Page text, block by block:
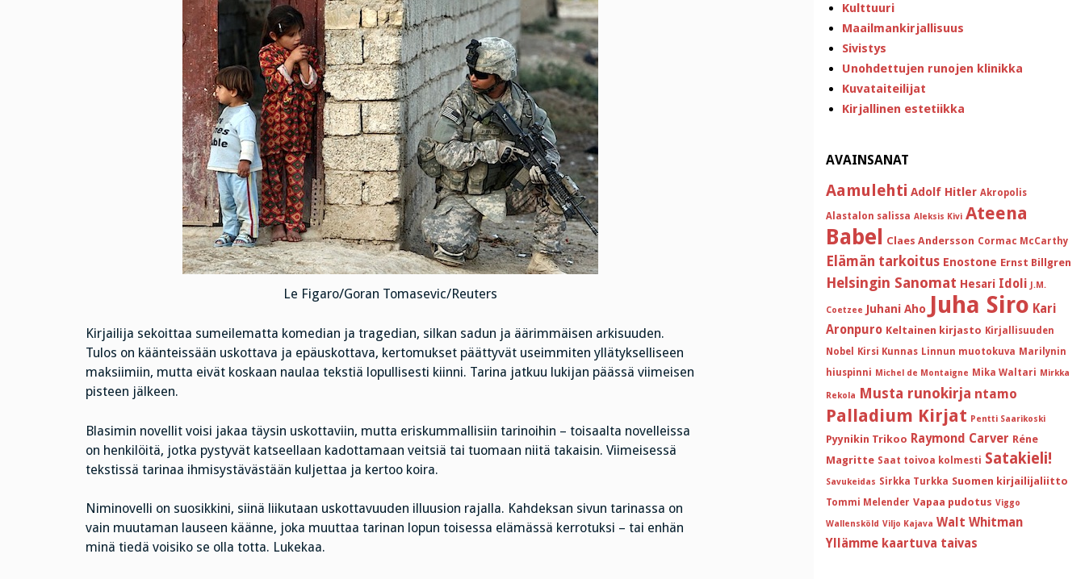
Le Figaro/Goran Tomasevic/Reuters
Kirjailija sekoittaa sumeilematta komedian ja tragedian, silkan sadun ja äärimmäisen arkisuuden.
Tulos on käänteissään uskottava ja epäuskottava, kertomukset päättyvät useimmiten yllätykselliseen
maksiimiin, mutta eivät koskaan naulaa tekstiä lopullisesti kiinni. Tarina jatkuu lukijan päässä viimeisen
pisteen jälkeen.
Blasimin novellit voisi jakaa täysin uskottaviin, mutta eriskummallisiin tarinoihin – toisaalta novelleissa
on henkilöitä, jotka pystyvät katseellaan kadottamaan veitsiä tai tuomaan niitä takaisin. Viimeisessä
tekstissä tarinaa ihmisystävästään kuljettaa ja kertoo koira.
Niminovelli on suosikkini, siinä liikutaan uskottavuuden illuusion rajalla. Kahdeksan sivun tarinassa on
vain muutaman lauseen käänne, joka muuttaa tarinan lopun toisessa elämässä kerrotuksi – tai enhän
minä tiedä voisiko se olla totta. Lukekaa.
Kulttuuri
Maailmankirjallisuus
Sivistys
Unohdettujen runojen klinikka
Kuvataiteilijat
Kirjallinen estetiikka
AVAINSANAT
Aamulehti Adolf Hitler Akropolis
Alastalon salissa Aleksis Kivi Ateena
Babel Claes Andersson Cormac McCarthy
Elämän tarkoitus Enostone Ernst Billgren
Helsingin Sanomat Hesari Idoli J.M.
Coetzee Juhani Aho Juha Siro Kari
Aronpuro Keltainen kirjasto Kirjallisuuden
Nobel
Kirsi Kunnas Linnun muotokuva Marilynin
hiuspinni Michel de Montaigne Mika Waltari Mirkka
Rekola Musta runokirja ntamo
Palladium Kirjat Pentti Saarikoski
Pyynikin Trikoo Raymond Carver Réne
Magritte Saat toivoa kolmesti Satakieli!
Savukeidas Sirkka Turkka Suomen kirjailijaliitto
Tommi Melender Vapaa pudotus Viggo
Wallensköld Viljo Kajava Walt Whitman
Yllämme kaartuva taivas